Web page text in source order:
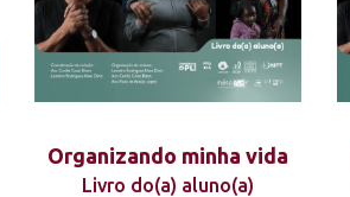
Organizando minha vida
Livro do(a) aluno(a)